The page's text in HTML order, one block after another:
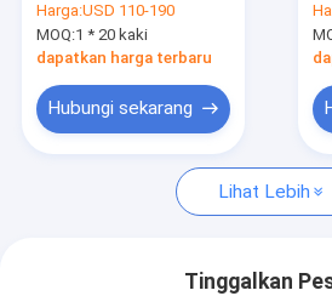
Kontrol Kualitas
Hubungi Kami
900x900x1900mm
Harga:USD 110-190
MOQ:1 * 20 kaki
dapatkan harga terbaru
Hubungi sekarang
Lihat Lebih
Tinggalkan